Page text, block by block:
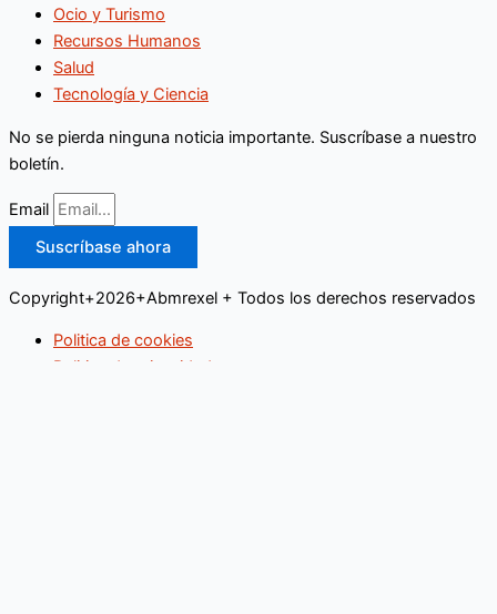
Ocio y Turismo
Recursos Humanos
Salud
Tecnología y Ciencia
No se pierda ninguna noticia importante. Suscríbase a nuestro
boletín.
Email
Suscríbase ahora
Copyright+2026+Abmrexel + Todos los derechos reservados
Politica de cookies
Politica de privacidad